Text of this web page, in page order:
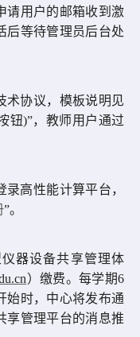
请用户的邮箱收到激
后等待管理员后台处
术协议，模板说明见
钮)”，教师用户通过
高性能计算平台，
”。
器设备共享管理体
）缴费。每学期6
始时，中心将发布通
享管理平台的消息推